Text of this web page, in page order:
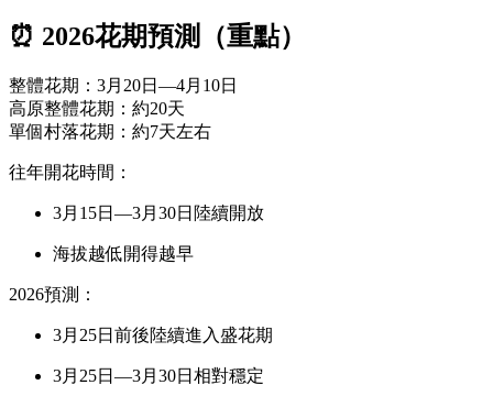
⏰ 2026花期預測（重點）
整體花期：3月20日—4月10日
高原整體花期：約20天
單個村落花期：約7天左右
往年開花時間：
3月15日—3月30日陸續開放
海拔越低開得越早
2026預測：
3月25日前後陸續進入盛花期
3月25日—3月30日相對穩定